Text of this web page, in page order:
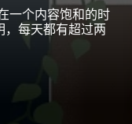
一个内容饱和的时
每天都有超过两